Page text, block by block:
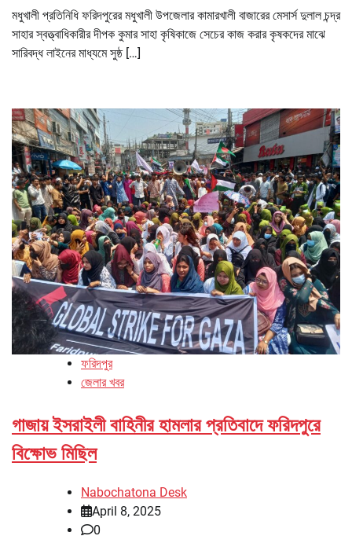
মধুখালী প্রতিনিধি ফরিদপুরের মধুখালী উপজেলার কামারখালী বাজারের মেসার্স দুলাল চন্দ্র
সাহার স্বত্ত্বাধিকারীর দীপক কুমার সাহা কৃষিকাজে সেচের কাজ করার কৃষকদের মাঝে
সারিবদ্ধ লাইনের মাধ্যমে সুষ্ঠ […]
ফরিদপুর
জেলার খবর
গাজায় ইসরাইলী বাহিনীর হামলার প্রতিবাদে ফরিদপুরে
বিক্ষোভ মিছিল
Nabochatona Desk
April 8, 2025
0